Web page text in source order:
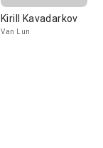
Kirill Kavadarkov
Van Lun